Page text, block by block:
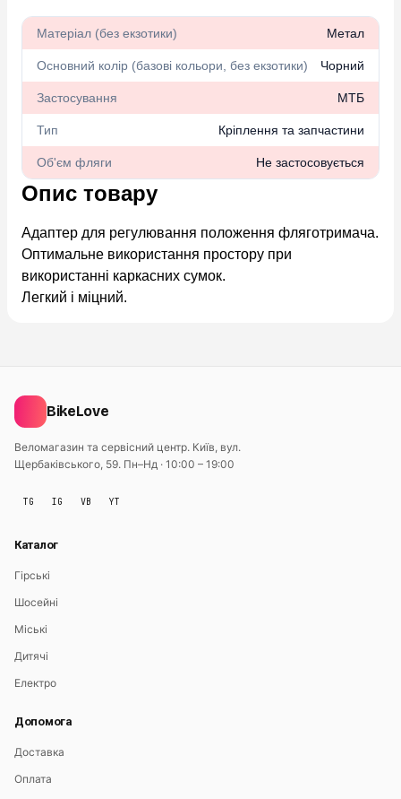
Матеріал (без екзотики) Метал
Основний колір (базові кольори, без екзотики) Чорний
Застосування МТБ
Тип Кріплення та запчастини
Об'єм фляги Не застосовується
Опис товару
Адаптер для регулювання положення фляготримача.
Оптимальне використання простору при
використанні каркасних сумок.
Легкий і міцний.
BikeLove
Веломагазин та сервісний центр. Київ, вул.
Щербаківського, 59. Пн–Нд · 10:00 – 19:00
TG IG VB YT
Каталог
Гірські
Шосейні
Міські
Дитячі
Електро
Допомога
Доставка
Оплата